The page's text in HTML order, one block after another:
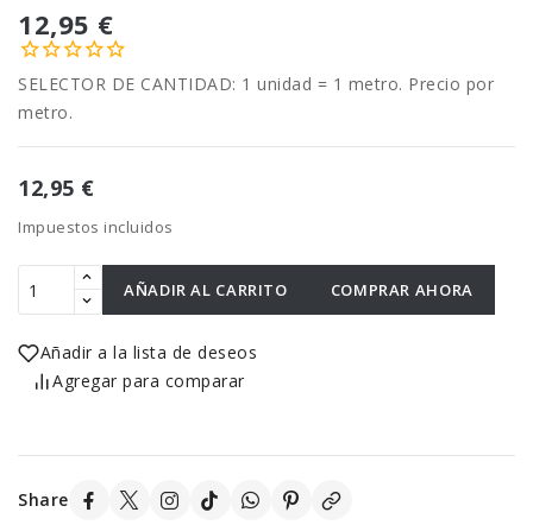
12,95 €
SELECTOR DE CANTIDAD: 1 unidad = 1 metro. Precio por
metro.
12,95 €
Impuestos incluidos
AÑADIR AL CARRITO COMPRAR AHORA
Añadir a la lista de deseos
Agregar para comparar
Share